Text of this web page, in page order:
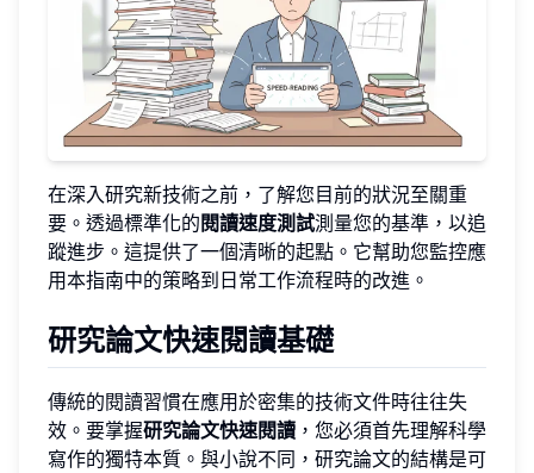
在深入研究新技術之前，了解您目前的狀況至關重
要。透過標準化的閱讀速度測試測量您的基準，以追
蹤進步。這提供了一個清晰的起點。它幫助您監控應
用本指南中的策略到日常工作流程時的改進。
研究論文快速閱讀基礎
傳統的閱讀習慣在應用於密集的技術文件時往往失
效。要掌握研究論文快速閱讀 ，您必須首先理解科學
寫作的獨特本質。與小說不同，研究論文的結構是可